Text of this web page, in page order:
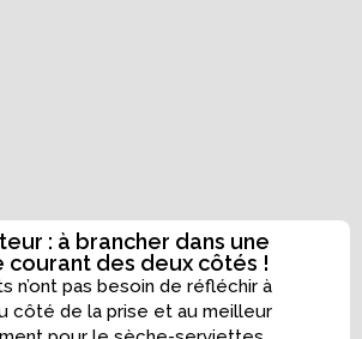
: à brancher dans une
courant des deux côtés !
n’ont pas besoin de réfléchir à
côté de la prise et au meilleur